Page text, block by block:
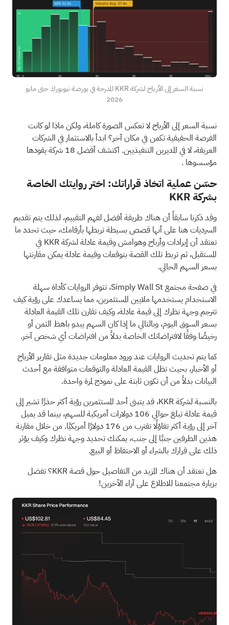
نسبة السعر إلى الأرباح لشركة KKR المدرجة في بورصة نيويورك حتى مايو
2026
نسبة السعر إلى الأرباح لا تعكس الصورة كاملة، ولكن ماذا لو كانت
الفرصة الحقيقية تكمن في مكان آخر؟ ابدأ بالاستثمار في الشركات
العريقة، لا في المديرين التنفيذيين. اكتشف أفضل 18 شركة يقودها
مؤسسوها .
حسّن عملية اتخاذ قراراتك: اختر روايتك الخاصة
بشركة KKR
وقد ذكرنا سابقاً أن هناك طريقة أفضل لفهم التقييم، لذلك يتم تقديم
السرديات هنا على أنها قصص بسيطة تربطها بأرقامك، حيث تحدد ما
تعتقد أن إيرادات وأرباح وهوامش وقيمة عادلة لشركة KKR في
المستقبل، ثم تربط تلك القصة بتوقعات وقيمة عادلة يمكن مقارنتها
بسعر السهم الحالي.
في صفحة مجتمع Simply Wall St، تتوفر الروايات كأداة سهلة
الاستخدام يستخدمها ملايين المستثمرين، مما يساعدك على رؤية كيف
تترجم وجهة نظرك إلى قيمة عادلة، وكيف تقارن تلك القيمة العادلة
بسعر السوق اليوم، وبالتالي ما إذا كان السهم يبدو باهظ الثمن أو
رخيصًا وفقًا لافتراضاتك الخاصة بدلاً من افتراضات أي شخص آخر.
كما يتم تحديث الروايات عند ورود معلومات جديدة مثل تقارير الأرباح
أو الأخبار، بحيث تظل القيمة العادلة والتوقعات متوافقة مع أحدث
البيانات بدلاً من أن تكون ثابتة على نموذج لمرة واحدة.
بالنسبة لشركة KKR، قد يتبنى أحد المستثمرين رؤية أكثر حذرًا تشير إلى
قيمة عادلة تبلغ حوالي 106 دولارات أمريكية للسهم، بينما قد يميل
آخر إلى رؤية أكثر تفاؤلًا تقترب من 176 دولارًا أمريكيًا. من خلال مقارنة
هذين الطرفين جنبًا إلى جنب، يمكنك تحديد وجهة نظرك وكيف يؤثر
ذلك على قرارك بالشراء أو الاحتفاظ أو البيع.
هل تعتقد أن هناك المزيد من التفاصيل حول قصة KKR؟
تفضل
بزيارة مجتمعنا للاطلاع على آراء الآخرين!